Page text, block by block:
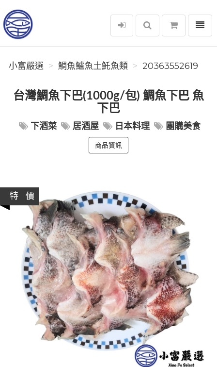
小富嚴選
選單
小富嚴選 鯛魚鱸魚土魠魚類 20363552619
台灣鯛魚下巴(1000g/包) 鯛魚下巴 魚
下巴
下酒菜 居酒屋 日本料理 團購美食
商品資訊
特 價